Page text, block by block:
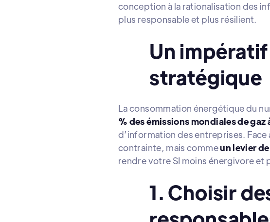
conception à la rationalisation des
plus responsable et plus résilient.
Un
stratégique
La consommation énergétique du
% des émissions mondiales de gaz
d’information des entreprises. Face
contrainte, mais commeun levier
rendre votre SI moins énergivore et
1. Choisir